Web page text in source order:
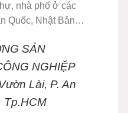
nhà phố ở các
Quốc, Nhật Bản…
SẢN
NGHIỆP
Lài, P. An
Tp.HCM